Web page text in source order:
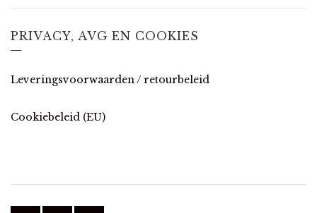
PRIVACY, AVG EN COOKIES
Leveringsvoorwaarden / retourbeleid
Cookiebeleid (EU)